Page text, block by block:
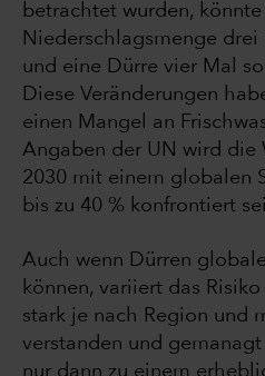
betrachtet wurden,
Niederschlagsmenge
und eine Dürre vier Mal
Diese Veränderungen
einen Mangel an
Angaben der UN wird die
2030 mit einem globalen
bis zu 40 % konfrontiert
Auch wenn Dürren
können, variiert das
stark je nach Region und
verstanden und
nur dann zu einem